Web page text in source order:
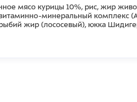
мясо курицы 10%, рис, жир
минеральный комплекс (A,
жир (лососевый), юкка